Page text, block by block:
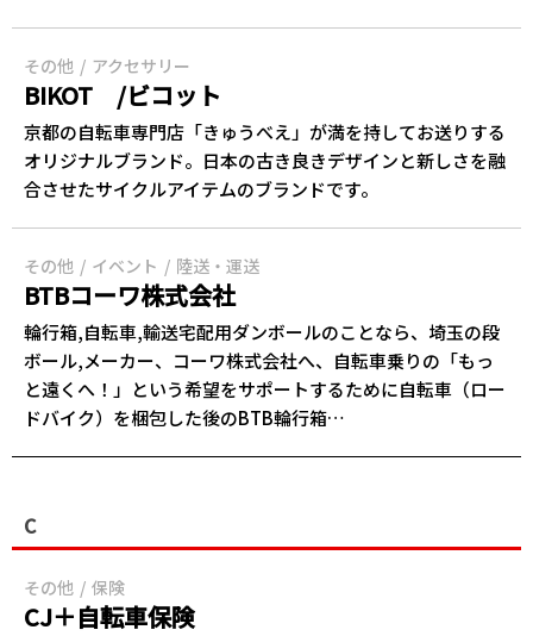
その他 アクセサリー
BIKOT /ビコット
京都の自転車専門店「きゅうべえ」が満を持してお送りする
オリジナルブランド。日本の古き良きデザインと新しさを融
合させたサイクルアイテムのブランドです。
その他 イベント 陸送・運送
BTBコーワ株式会社
輪行箱,自転車,輸送宅配用ダンボールのことなら、埼玉の段
ボール,メーカー、コーワ株式会社へ、自転車乗りの「もっ
と遠くへ！」という希望をサポートするために自転車（ロー
ドバイク）を梱包した後のBTB輪行箱…
C
その他 保険
CJ＋自転車保険